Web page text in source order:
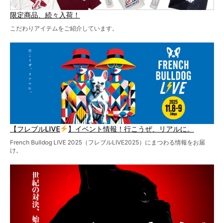
限定商品、続々入荷！
こだわりアイテムをご紹介しています。
【フレブルLIVE 】イベント情報！行こうぜ、リアルに。
French Bulldog LIVE 2025（フレブルLIVE2025）にまつわる情報をお届
け。